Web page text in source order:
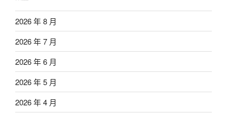
2026 年 8 月
2026 年 7 月
2026 年 6 月
2026 年 5 月
2026 年 4 月